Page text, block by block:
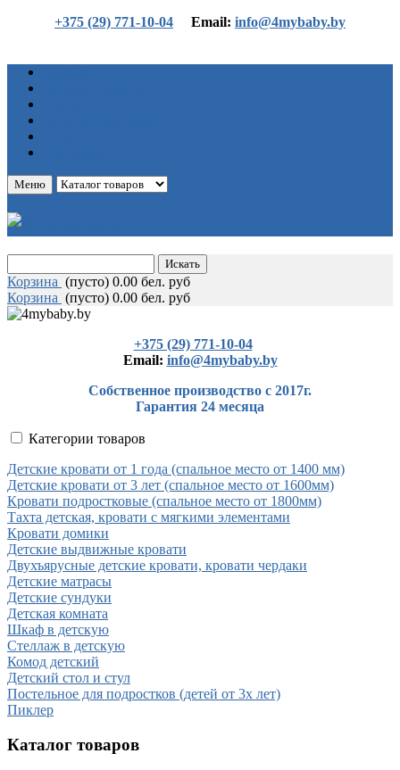
+375 (29) 771-10-04 Еmail: info@4mybaby.by
Меню
Корзина (пусто) 0.00 бел. руб
Корзина (пусто) 0.00 бел. руб
+375 (29) 771-10-04
Еmail: info@4mybaby.by
Собственное производство с 2017г.
Гарантия 24 месяца
Категории товаров
Детские кровати от 1 года (спальное место от 1400 мм)
Детские кровати от 3 лет (спальное место от 1600мм)
Кровати подростковые (спальное место от 1800мм)
Тахта детская, кровати с мягкими элементами
Кровати домики
Детские выдвижные кровати
Двухъярусные детские кровати, кровати чердаки
Детские матрасы
Детские сундуки
Детская комната
Шкаф в детскую
Стеллаж в детскую
Комод детский
Детский стол и стул
Постельное для подростков (детей от 3х лет)
Пиклер
Каталог товаров